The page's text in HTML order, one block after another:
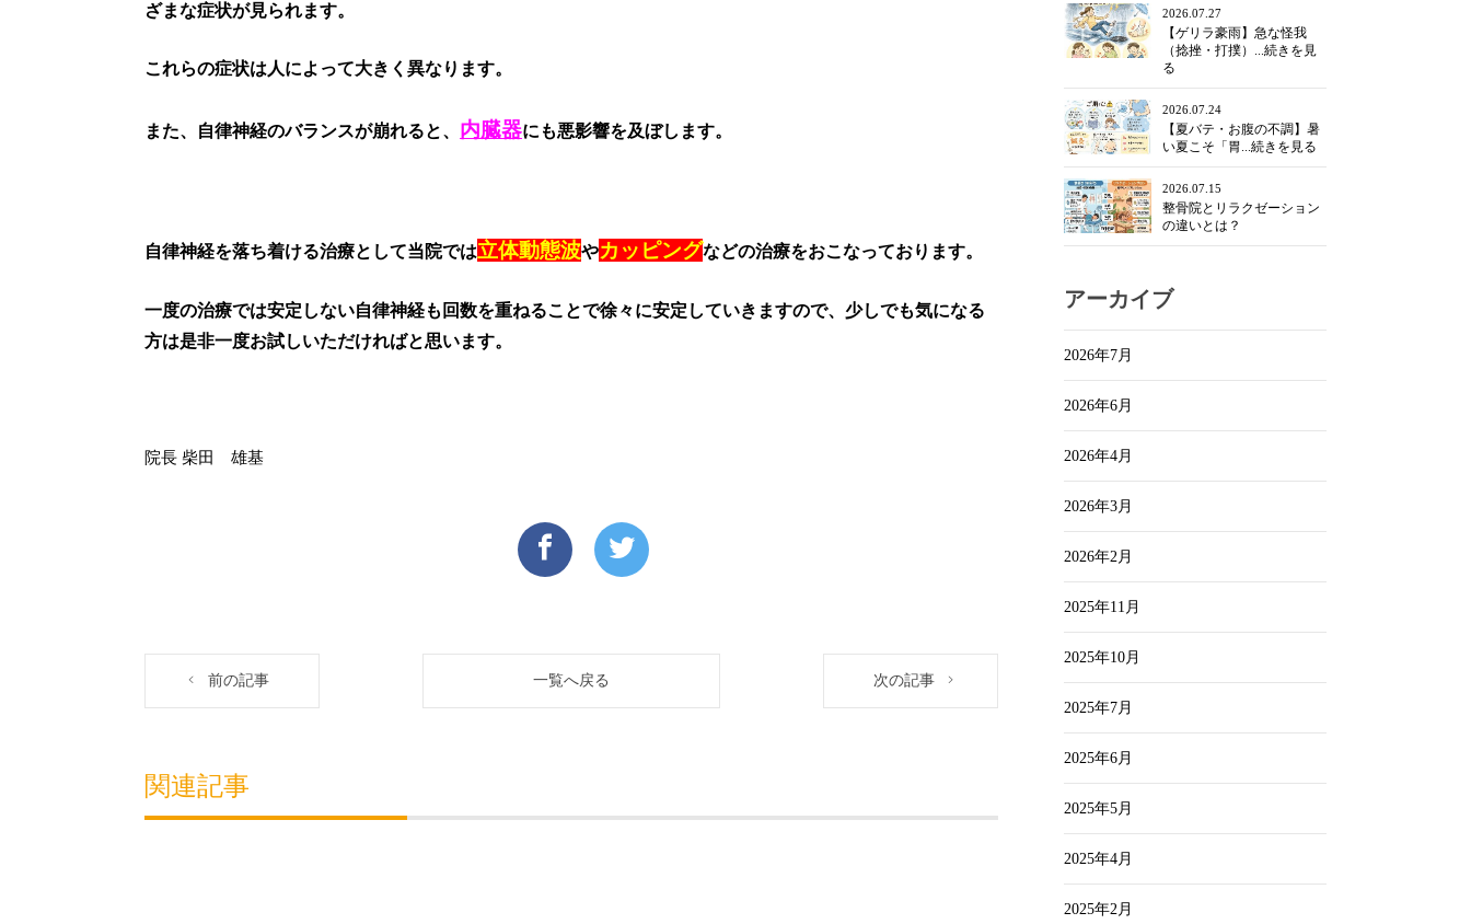
ざまな症状が見られます。
これらの症状は人によって大きく異なります。
また、自律神経のバランスが崩れると、 内臓器にも悪影響を及ぼします。
自律神経を落ち着ける治療として当院では立体動態波やカッピングなどの治療をおこなっております。
一度の治療では安定しない自律神経も回数を重ねることで徐々に安定していきますので、少しでも気になる
方は是非一度お試しいただければと思います。
院長 柴田 雄基
前の記事 次の記事
一覧へ戻る
関連記事
2026.07.27
【ゲリラ豪雨】急な怪我
（捻挫・打撲）...続きを見
る
2026.07.24
【夏バテ・お腹の不調】暑
い夏こそ「胃...続きを見る
2026.07.15
整骨院とリラクゼーション
の違いとは？
アーカイブ
2026年7月
2026年6月
2026年4月
2026年3月
2026年2月
2025年11月
2025年10月
2025年7月
2025年6月
2025年5月
2025年4月
2025年2月